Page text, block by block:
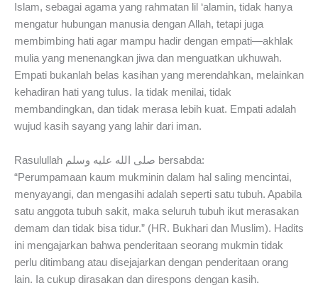
Islam, sebagai agama yang rahmatan lil ‘alamin, tidak hanya
mengatur hubungan manusia dengan Allah, tetapi juga
membimbing hati agar mampu hadir dengan empati—akhlak
mulia yang menenangkan jiwa dan menguatkan ukhuwah.
Empati bukanlah belas kasihan yang merendahkan, melainkan
kehadiran hati yang tulus. Ia tidak menilai, tidak
membandingkan, dan tidak merasa lebih kuat. Empati adalah
wujud kasih sayang yang lahir dari iman.
Rasulullah صلى الله عليه وسلم bersabda:
“Perumpamaan kaum mukminin dalam hal saling mencintai,
menyayangi, dan mengasihi adalah seperti satu tubuh. Apabila
satu anggota tubuh sakit, maka seluruh tubuh ikut merasakan
demam dan tidak bisa tidur.” (HR. Bukhari dan Muslim). Hadits
ini mengajarkan bahwa penderitaan seorang mukmin tidak
perlu ditimbang atau disejajarkan dengan penderitaan orang
lain. Ia cukup dirasakan dan direspons dengan kasih.